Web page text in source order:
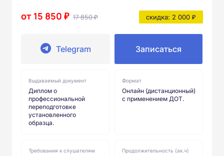
от 15 850 ₽ 17 850 ₽ скидка: 2 000 ₽
Telegram Записаться
Выдаваемый документ
Диплом о
профессиональной
переподготовке
установленного
образца.
Формат
Онлайн (дистанционный)
с применением ДОТ.
Требования к слушателям Продолжительность (ак.ч)